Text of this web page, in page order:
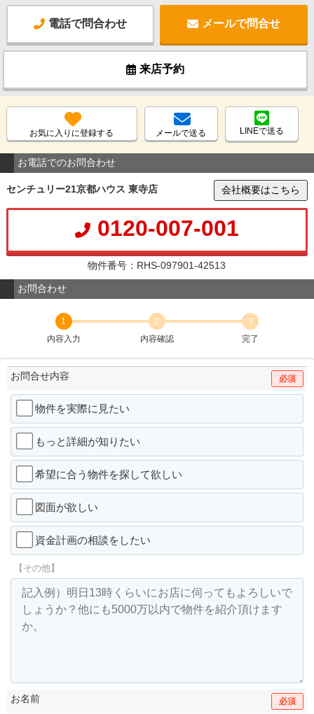
電話で問合わせ メールで問合せ
来店予約
お気に入りに登録する メールで送る LINEで送る
お電話でのお問合わせ
センチュリー21京都ハウス 東寺店 会社概要はこちら
0120-007-001
物件番号：RHS-097901-42513
お問合わせ
1
内容入力
2
内容確認
3
完了
お問合せ内容 必須
物件を実際に見たい
もっと詳細が知りたい
希望に合う物件を探して欲しい
図面が欲しい
資金計画の相談をしたい
【その他】
お名前 必須